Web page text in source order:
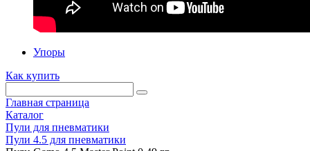
Упоры
Как купить
Главная страница
Каталог
Пули для пневматики
Пули 4.5 для пневматики